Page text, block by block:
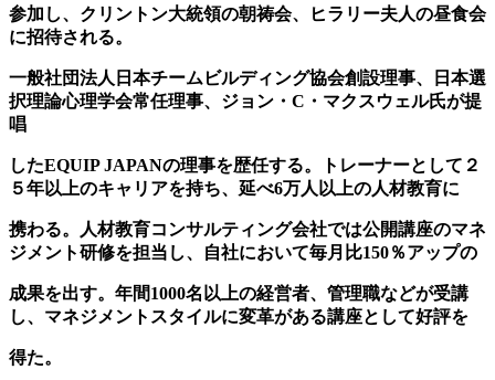
参加し、クリントン大統領の朝祷会、ヒラリー夫人の昼食会
に招待される。
一般社団法人日本チームビルディング協会創設理事、日本選
択理論心理学会常任理事、 ジョン・C・マクスウェル氏が提
唱
したEQUIP JAPANの理事を歴任する。
トレーナーとして２
５年以上のキャリアを持ち、延べ6万人以上の人材教育に
携わる。
人材教育コンサルティング会社では公開講座のマネ
ジメント研修を担当し、自社において毎月比150％アップの
成果を出す。 年間1000名以上の経営者、管理職などが受講
し、マネジメントスタイルに変革がある講座として好評を
得た。